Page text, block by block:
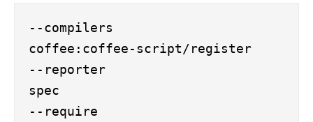
--compilers
coffee:coffee-script/register
--reporter
spec
--require